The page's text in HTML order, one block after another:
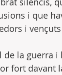
i que
i
la guerra
fort davant